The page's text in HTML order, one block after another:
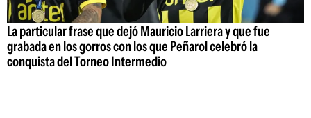
La particular frase que dejó Mauricio Larriera y que fue
grabada en los gorros con los que Peñarol celebró la
conquista del Torneo Intermedio